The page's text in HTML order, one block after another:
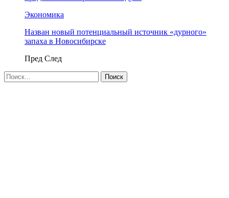
Экономика
Назван новый потенциальный источник «дурного»
запаха в Новосибирске
Пред След